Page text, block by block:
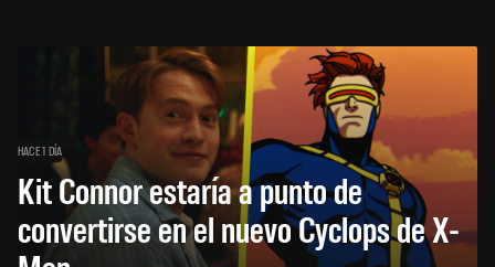
HACE 1 DÍA
Kit Connor estaría a punto de
convertirse en el nuevo Cyclops de X-